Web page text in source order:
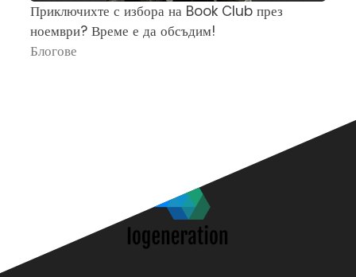
Приключихте с избора на Book Club през
ноември? Време е да обсъдим!
Блогове